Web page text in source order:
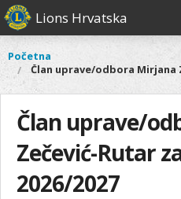
Skoči
na
sadržaj
Lions Hrvatska
O nama
Lions Distrikt 126
Naši projekti
Aktivnosti
Glavni
izbornik
O
nama
Lions
Distrikt
126
Naši
Aktivnosti
Vi
ste
ovdje
Početna
Član uprave/odbora Mirjana
Član uprave/
Zečević-Rutar
2026/2027